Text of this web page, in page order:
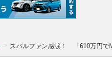
スバルファン感涙！ 「610万円で